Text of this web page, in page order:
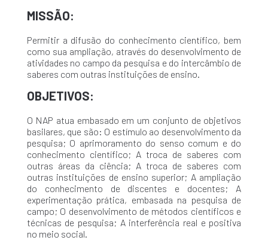
MISSÃO:
Permitir a difusão do conhecimento científico, bem
como sua ampliação, através do desenvolvimento de
atividades no campo da pesquisa e do intercâmbio de
saberes com outras instituições de ensino.
OBJETIVOS:
O NAP atua embasado em um conjunto de objetivos
basilares, que são: O estímulo ao desenvolvimento da
pesquisa; O aprimoramento do senso comum e do
conhecimento científico; A troca de saberes com
outras áreas da ciência; A troca de saberes com
outras instituições de ensino superior; A ampliação
do conhecimento de discentes e docentes; A
experimentação prática, embasada na pesquisa de
campo; O desenvolvimento de métodos científicos e
técnicas de pesquisa; A interferência real e positiva
no meio social.